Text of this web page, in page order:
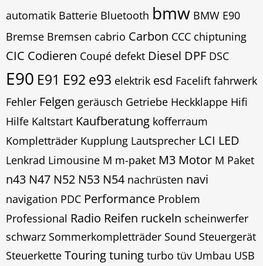
automatik Batterie Bluetooth bmw BMW E90
Bremse Bremsen cabrio Carbon CCC chiptuning
CIC Codieren Coupé defekt Diesel DPF DSC
E90 E91 E92 e93 elektrik esd Facelift fahrwerk
Fehler Felgen geräusch Getriebe Heckklappe Hifi
Hilfe Kaltstart Kaufberatung kofferraum
Kompletträder Kupplung Lautsprecher LCI LED
Lenkrad Limousine M m-paket M3 Motor M Paket
n43 N47 N52 N53 N54 nachrüsten navi
navigation PDC Performance Problem
Professional Radio Reifen ruckeln scheinwerfer
schwarz Sommerkompletträder Sound Steuergerät
Steuerkette Touringtuning turbo tüv Umbau USB